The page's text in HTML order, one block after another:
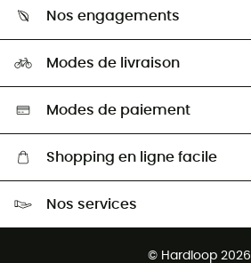
Guide des tailles
Seconde Main
Aide & Contact
HardGuides
Nos engagements
Sélection éco-responsable
Modes de livraison
Modes de paiement
Shopping en ligne facile
Nos services
© Hardloop 2026